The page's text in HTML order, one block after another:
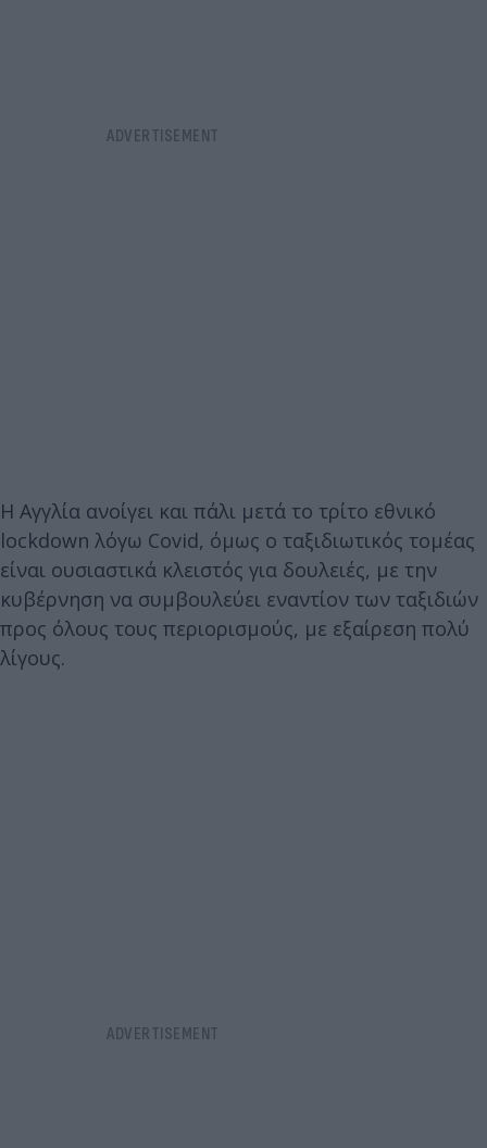
Η Αγγλία ανοίγει και πάλι μετά το τρίτο εθνικό
lockdown λόγω Covid, όμως ο ταξιδιωτικός τομέας
είναι ουσιαστικά κλειστός για δουλειές, με την
κυβέρνηση να συμβουλεύει εναντίον των ταξιδιών
προς όλους τους περιορισμούς, με εξαίρεση πολύ
λίγους.